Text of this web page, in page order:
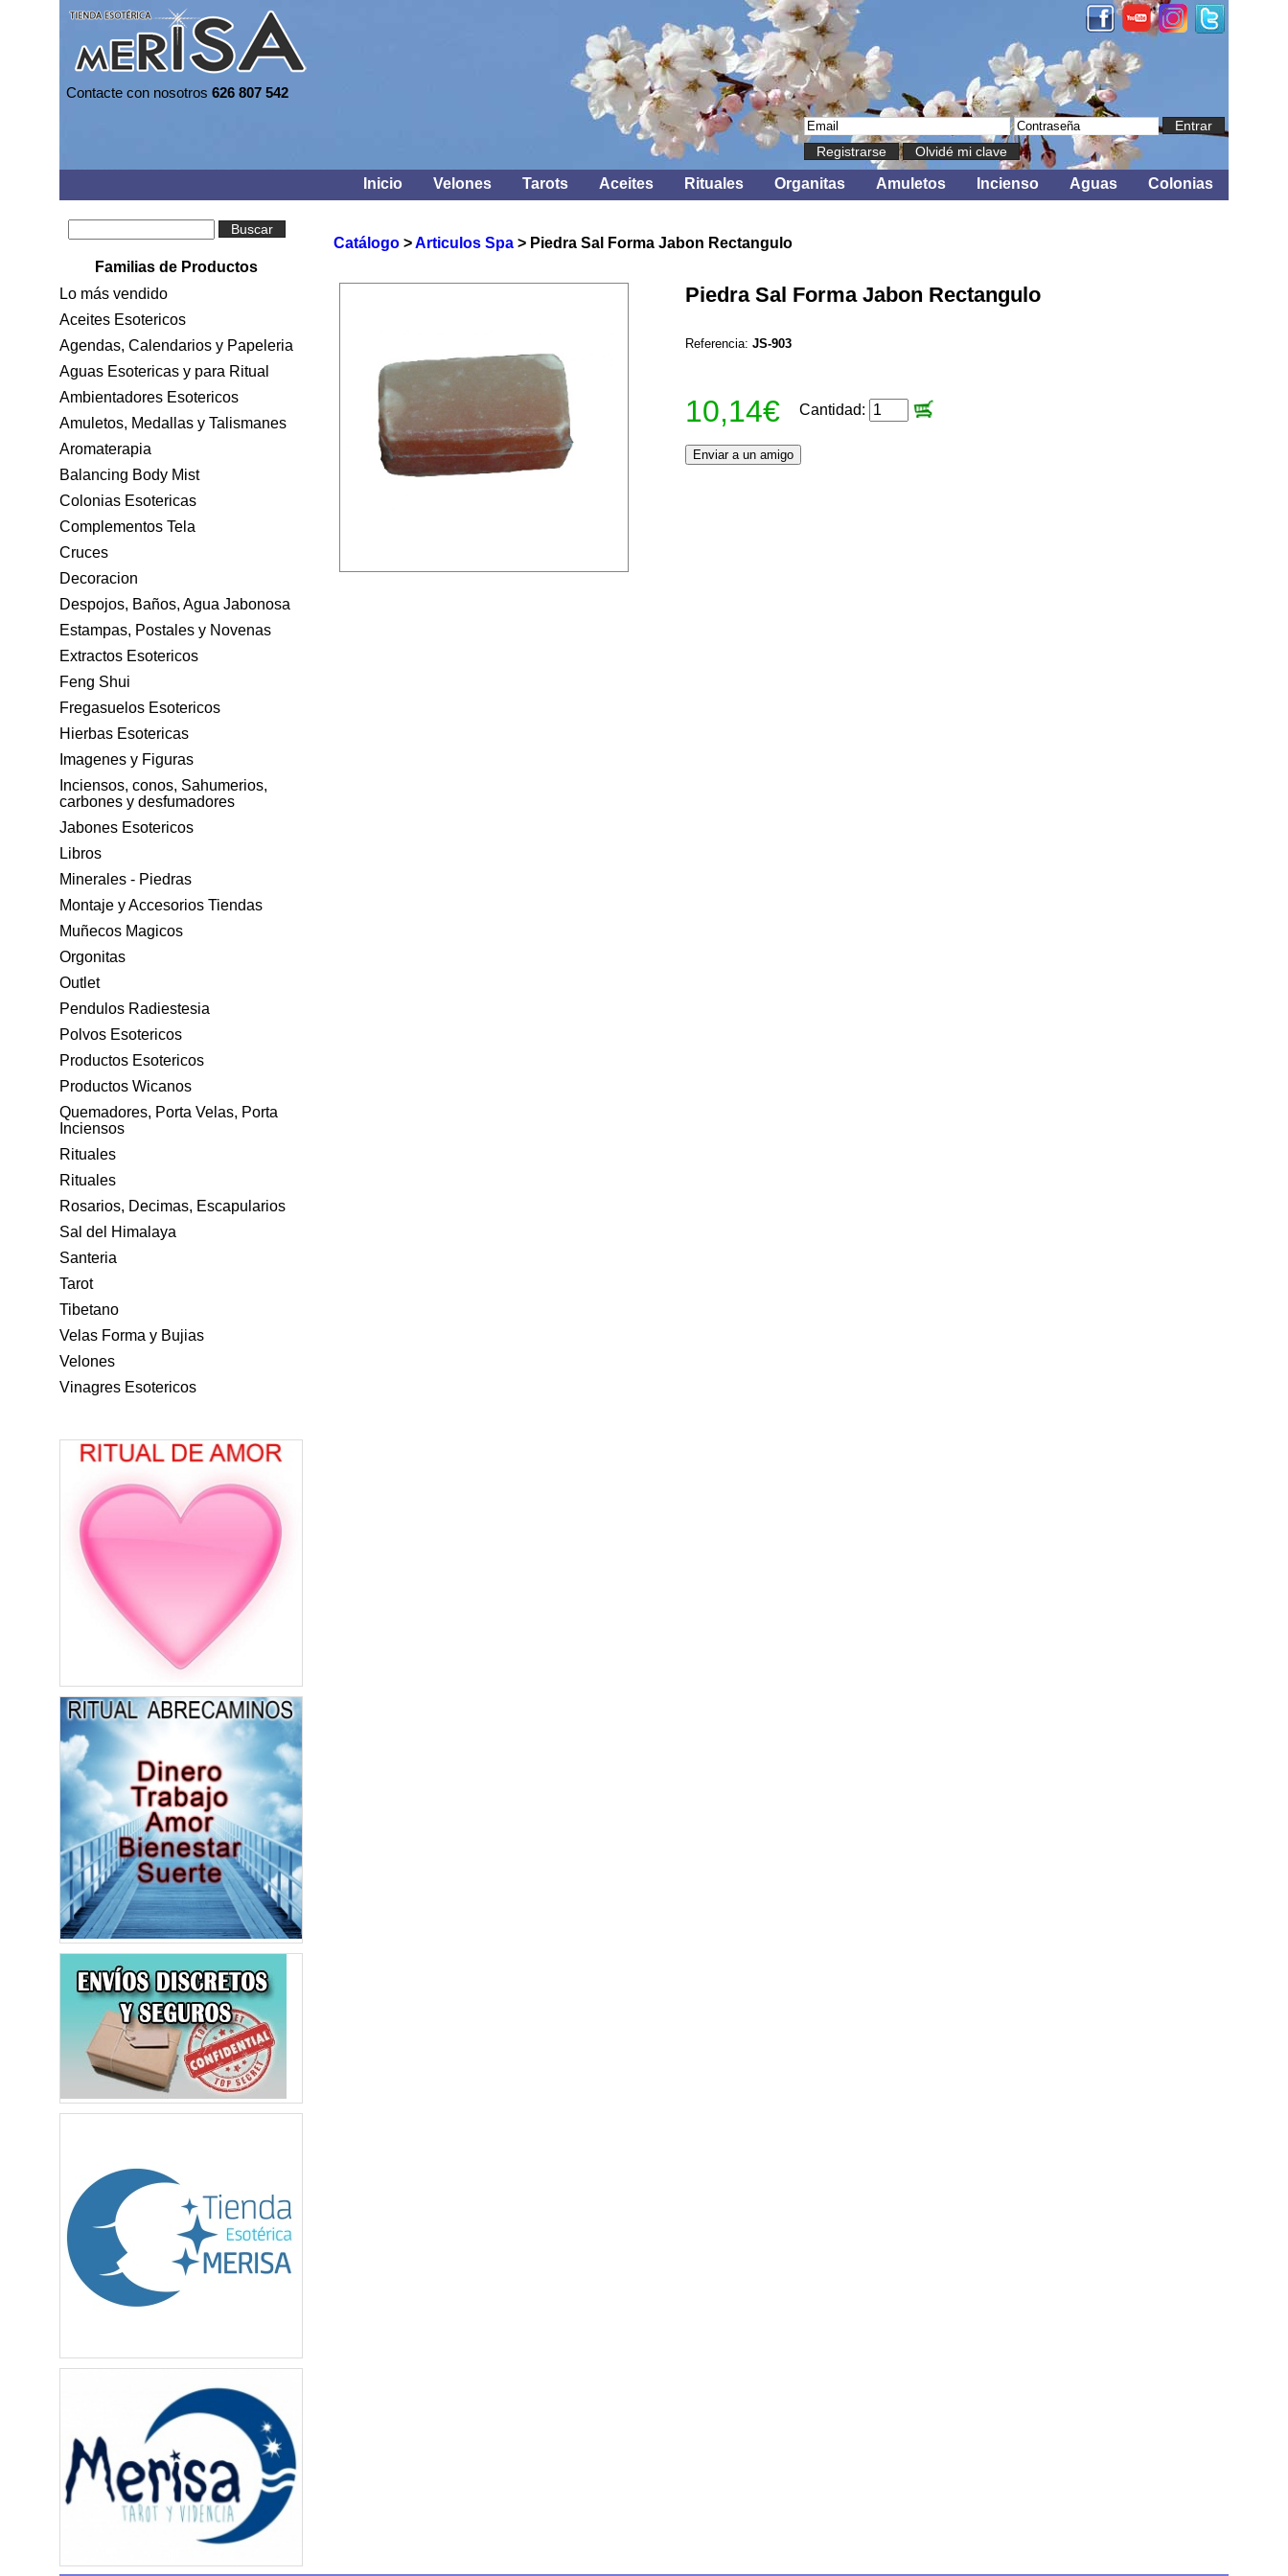
Contacte con nosotros 626 807 542
Entrar
Registrarse
Olvidé mi clave
Inicio Velones Tarots Aceites Rituales Organitas Amuletos Incienso Aguas Colonias
Buscar
Familias de Productos
Lo más vendido
Aceites Esotericos
Agendas, Calendarios y Papeleria
Aguas Esotericas y para Ritual
Ambientadores Esotericos
Amuletos, Medallas y Talismanes
Aromaterapia
Balancing Body Mist
Colonias Esotericas
Complementos Tela
Cruces
Decoracion
Despojos, Baños, Agua Jabonosa
Estampas, Postales y Novenas
Extractos Esotericos
Feng Shui
Fregasuelos Esotericos
Hierbas Esotericas
Imagenes y Figuras
Inciensos, conos, Sahumerios,
carbones y desfumadores
Jabones Esotericos
Libros
Minerales - Piedras
Montaje y Accesorios Tiendas
Muñecos Magicos
Orgonitas
Outlet
Pendulos Radiestesia
Polvos Esotericos
Productos Esotericos
Productos Wicanos
Quemadores, Porta Velas, Porta
Inciensos
Rituales
Rituales
Rosarios, Decimas, Escapularios
Sal del Himalaya
Santeria
Tarot
Tibetano
Velas Forma y Bujias
Velones
Vinagres Esotericos
Catálogo >Articulos Spa > Piedra Sal Forma Jabon Rectangulo
Piedra Sal Forma Jabon Rectangulo
Referencia: JS-903
10,14€ Cantidad: